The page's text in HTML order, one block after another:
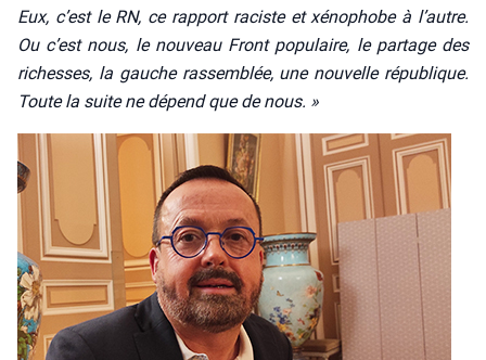
Eux, c’est le RN, ce rap­port raciste et xéno­phobe à l’autre.
Ou c’est nous, le nou­veau Front popu­laire, le par­tage des
richesses, la gauche ras­sem­blée, une nou­velle répu­blique.
Toute la suite ne dépend que de nous. »